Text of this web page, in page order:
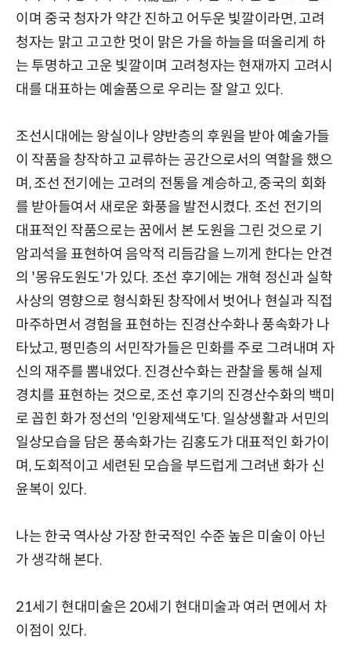
이며 중국 청자가 약간 진하고 어두운 빛깔이라면, 고려
청자는 맑고 고고한 멋이 맑은 가을 하늘을 떠올리게 하
는 투명하고 고운 빛깔이며 고려청자는 현재까지 고려시
대를 대표하는 예술품으로 우리는 잘 알고 있다.
조선시대에는 왕실이나 양반층의 후원을 받아 예술가들
이 작품을 창작하고 교류하는 공간으로서의 역할을 했으
며, 조선 전기에는 고려의 전통을 계승하고, 중국의 회화
를 받아들여서 새로운 화풍을 발전시켰다. 조선 전기의
대표적인 작품으로는 꿈에서 본 도원을 그린 것으로 기
암괴석을 표현하여 음악적 리듬감을 느끼게 한다는 안견
의 '몽유도원도'가 있다. 조선 후기에는 개혁 정신과 실학
사상의 영향으로 형식화된 창작에서 벗어나 현실과 직접
마주하면서 경험을 표현하는 진경산수화나 풍속화가 나
타났고, 평민층의 서민작가들은 민화를 주로 그려내며 자
신의 재주를 뽐내었다. 진경산수화는 관찰을 통해 실제
경치를 표현하는 것으로, 조선 후기의 진경산수화의 백미
로 꼽힌 화가 정선의 '인왕제색도'다. 일상생활과 서민의
일상모습을 담은 풍속화가는 김홍도가 대표적인 화가이
며, 도회적이고 세련된 모습을 부드럽게 그려낸 화가 신
윤복이 있다.
나는 한국 역사상 가장 한국적인 수준 높은 미술이 아닌
가 생각해 본다.
21세기 현대미술은 20세기 현대미술과 여러 면에서 차
이점이 있다.